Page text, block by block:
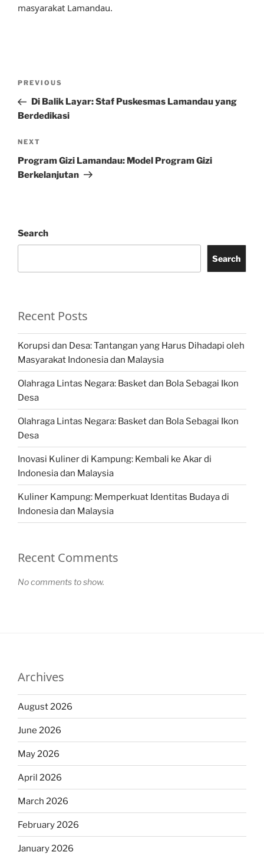
masyarakat Lamandau.
Previous
Post
PREVIOUS
Di Balik Layar: Staf Puskesmas Lamandau yang
Berdedikasi
Next
Post
NEXT
Program Gizi Lamandau: Model Program Gizi
Berkelanjutan
Search
Search
Recent Posts
Korupsi dan Desa: Tantangan yang Harus Dihadapi oleh
Masyarakat Indonesia dan Malaysia
Olahraga Lintas Negara: Basket dan Bola Sebagai Ikon
Desa
Olahraga Lintas Negara: Basket dan Bola Sebagai Ikon
Desa
Inovasi Kuliner di Kampung: Kembali ke Akar di
Indonesia dan Malaysia
Kuliner Kampung: Memperkuat Identitas Budaya di
Indonesia dan Malaysia
Recent Comments
No comments to show.
Archives
August 2026
June 2026
May 2026
April 2026
March 2026
February 2026
January 2026